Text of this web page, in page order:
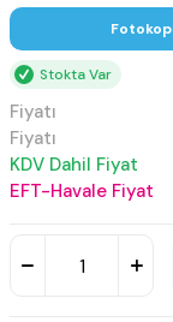
Stokta Var
Fiyatı
Fiyatı
KDV Dahil Fiyat
EFT-Havale Fiyat